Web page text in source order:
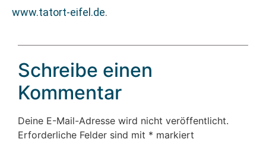
www.tatort-eifel.de.
Schreibe einen
Kommentar
Deine E-Mail-Adresse wird nicht veröffentlicht.
Erforderliche Felder sind mit * markiert